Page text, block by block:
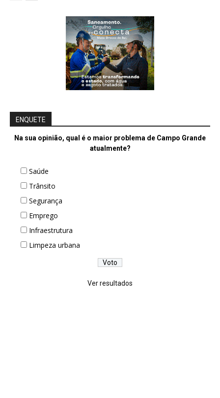
ENQUETE
Na sua opinião, qual é o maior problema de Campo Grande
atualmente?
Saúde
Trânsito
Segurança
Emprego
Infraestrutura
Limpeza urbana
Ver resultados